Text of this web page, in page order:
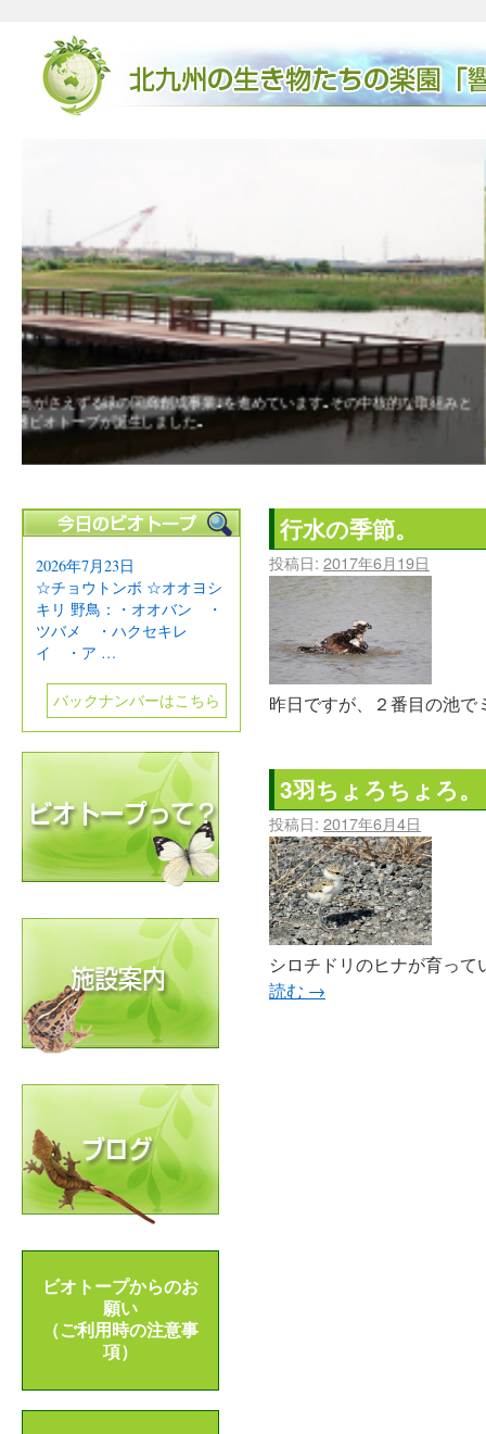
取組みと
廃棄物埋立地からビオトープになるまで
廃棄物の埋め立て後に出来たデコボコの地形が､湿地や淡水
きた卵がかえり､メダカが誕生したり､ガレキに卵を産み繋殖
ヒなど希少な生物も見られました。
行水の季節。
投稿日: 2017年6月19日
昨日ですが、２番目の池
3羽ちょろちょろ。
投稿日: 2017年6月4日
シロチドリのヒナが育っ
読む →
2026年7月23日
☆チョウトンボ ☆オオヨシ
キリ 野鳥：・オオバン ・
ツバメ ・ハクセキレ
イ ・ア …
バックナンバーはこちら
ビオトープからのお
願い
（ご利用時の注意事
項）